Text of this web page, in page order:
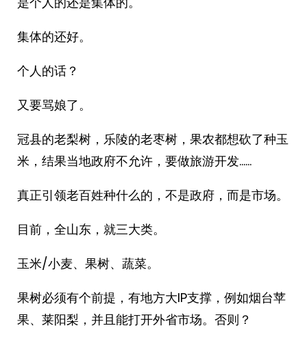
集体的还好。
个人的话？
又要骂娘了。
冠县的老梨树，乐陵的老枣树，果农都想砍了种玉
米，结果当地政府不允许，要做旅游开发……
真正引领老百姓种什么的，不是政府，而是市场。
目前，全山东，就三大类。
玉米/小麦、果树、蔬菜。
果树必须有个前提，有地方大IP支撑，例如烟台苹
果、莱阳梨，并且能打开外省市场。否则？